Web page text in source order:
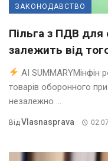
ЗАКОНОДАВСТВО
Пільга з ПДВ для
залежить від
AI SUMMARYМінфін
товарів оборонного
незалежно ...
Від Vlasnasprava